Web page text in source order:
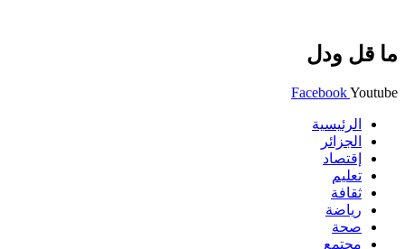
ما قل ودل
FacebookYoutube
الرئيسية
الجزائر
إقتصاد
تعليم
ثقافة
رياضة
صحة
مجتمع